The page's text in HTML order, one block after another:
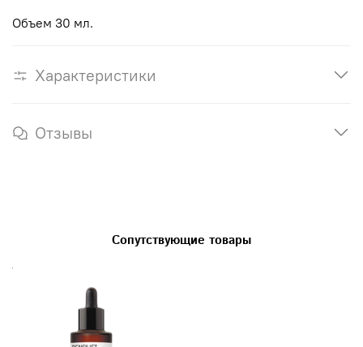
Объем 30 мл.
Характеристики
Отзывы
Сопутствующие товары